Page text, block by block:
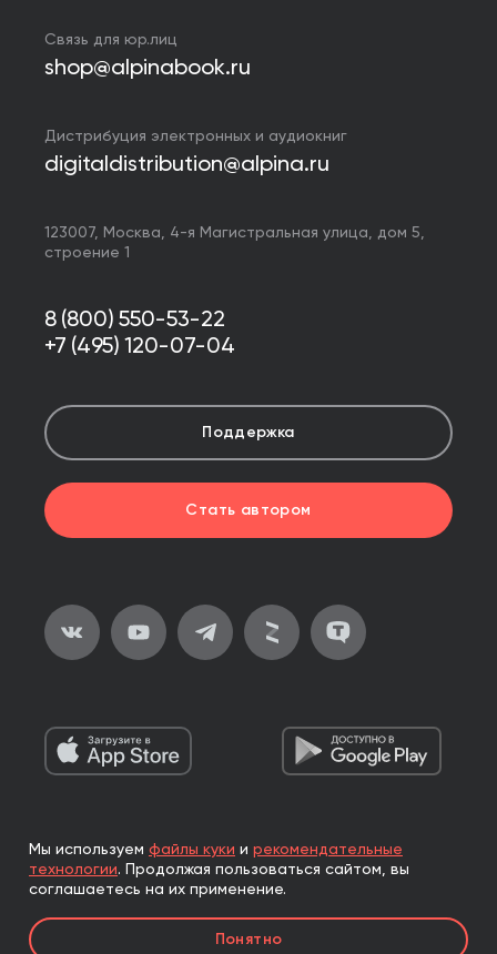
Связь для юр.лиц
shop@alpinabook.ru
Дистрибуция электронных и аудиокниг
digitaldistribution@alpina.ru
123007, Москва, 4-я Магистральная улица, дом 5,
строение 1
8 (800) 550-53-22
+7 (495) 120-07-04
Поддержка
Стать автором
2026, ООО «Альпина Паблишер»
Все права защищены
Книги реализуются ООО «Альпина Паблишер»
по договору комиссии с ООО «Альпина нон-фикшн»,
Мы используем файлы куки и рекомендательные
технологии. Продолжая пользоваться сайтом, вы
соглашаетесь на их применение.
Понятно